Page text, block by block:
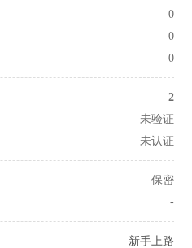
0
0
0
2
未验证
未认证
保密
-
新手上路